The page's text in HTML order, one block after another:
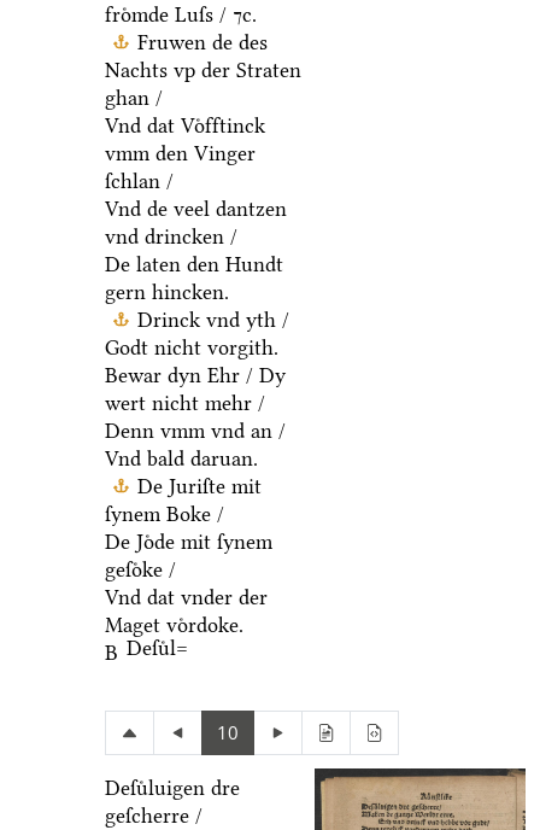
froͤmde Luſs / ⁊c.
Fruwen de des
Nachts vp der Straten
ghan /
Vnd dat Voͤfftinck
vmm den Vinger
ſchlan /
Vnd de veel dantzen
vnd drincken /
De laten den Hundt
gern hincken.
Drinck vnd yth /
Godt nicht vorgith.
Bewar dyn Ehr / Dy
wert nicht mehr /
Denn vmm vnd an /
Vnd bald daruan.
De Juriſte mit
ſynem Boke /
De Joͤde mit ſynem
geſoͤke /
Vnd dat vnder der
Maget voͤrdoke.
B Deſuͤl=
10
Deſuͤluigen dre
geſcherre /